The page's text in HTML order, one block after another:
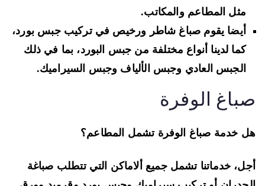
مثل المطاعم والمكاتب.
أيضا يقوم صباغ شاطر ورخيص في تركيب جبس بورد،
كما لدينا أنواع مختلفة من جبس البورد، بما في ذلك
الجبس العادي وجبس الألياف وجبس السيراميك.
الوفرة
خدمة صباغ الوفرة تشمل المطاعم؟
خدماتنا تشمل جميع ألاماكن التي تتطلب صباغة